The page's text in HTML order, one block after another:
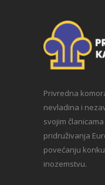
Privredna
nevladina i
svojim
pridruživanja
povećanju
inozemstvu.